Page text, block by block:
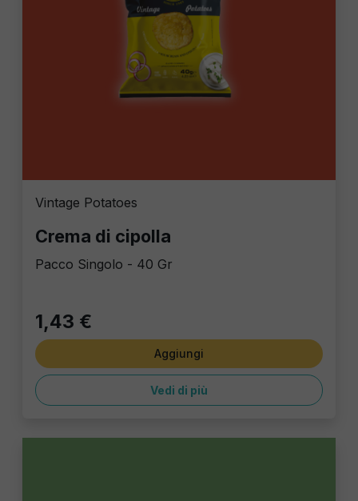
Vintage Potatoes
Crema di cipolla
Pacco Singolo - 40 Gr
1,43 €
Aggiungi
Vedi di più